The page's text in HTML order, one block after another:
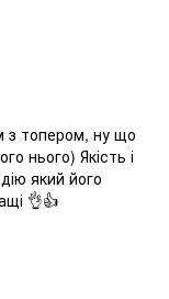
з топером, ну що
нього) Якість і
який його
👌👍